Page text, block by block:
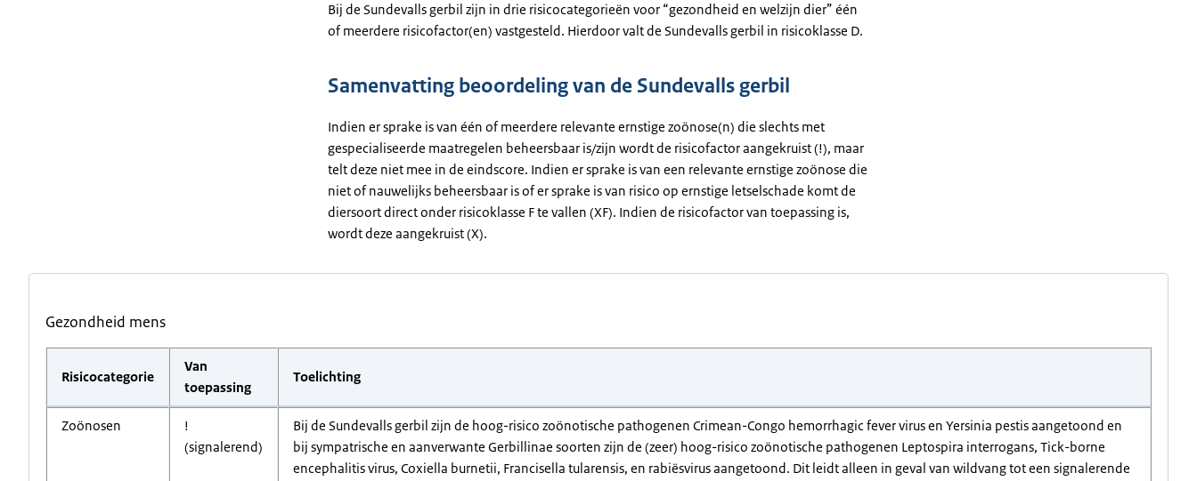
Bij de Sundevalls gerbil zijn in drie risicocategorieën voor “gezondheid en welzijn dier” één
of meerdere risicofactor(en) vastgesteld. Hierdoor valt de Sundevalls gerbil in risicoklasse D.
Samenvatting beoordeling van de Sundevalls gerbil
Indien er sprake is van één of meerdere relevante ernstige zoönose(n) die slechts met
gespecialiseerde maatregelen beheersbaar is/zijn wordt de risicofactor aangekruist (!), maar
telt deze niet mee in de eindscore. Indien er sprake is van een relevante ernstige zoönose die
niet of nauwelijks beheersbaar is of er sprake is van risico op ernstige letselschade komt de
diersoort direct onder risicoklasse F te vallen (XF). Indien de risicofactor van toepassing is,
wordt deze aangekruist (X).
Gezondheid mens
Risicocategorie
Van
toepassing
Toelichting
Zoönosen
!
(signalerend)
Bij de Sundevalls gerbil zijn de hoog-risico zoönotische pathogenen Crimean-Congo hemorrhagic fever virus en Yersinia pestis aangetoond en
bij sympatrische en aanverwante Gerbillinae soorten zijn de (zeer) hoog-risico zoönotische pathogenen Leptospira interrogans, Tick-borne
encephalitis virus, Coxiella burnetii, Francisella tularensis, en rabiësvirus aangetoond. Dit leidt alleen in geval van wildvang tot een signalerende